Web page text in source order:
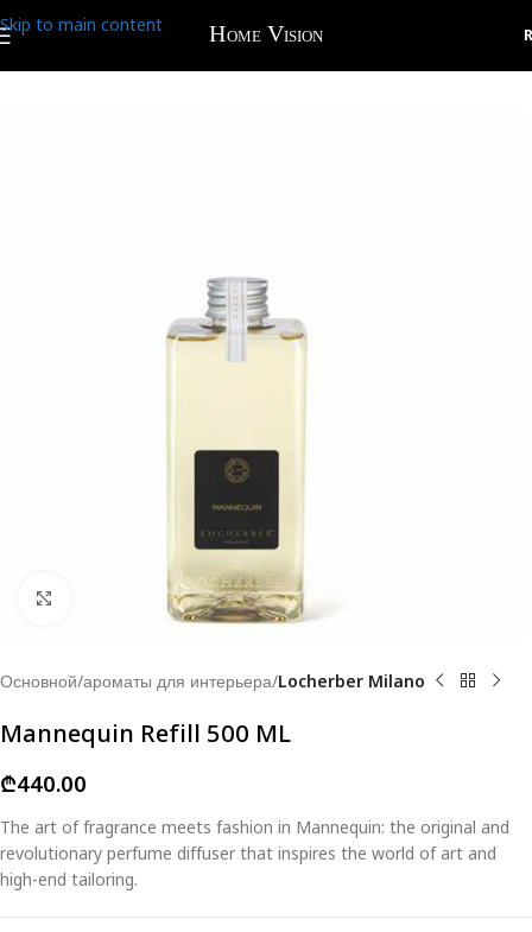
Skip to main content
Click to enlarge
Основной ароматы для интерьера Locherber Milano
Mannequin Refill 500 ML
₾440.00
The art of fragrance meets fashion in Mannequin: the original and
revolutionary perfume diffuser that inspires the world of art and
high-end tailoring.